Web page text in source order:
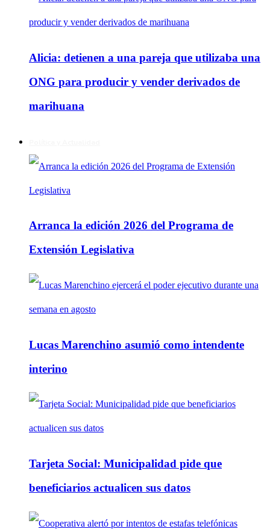
Alicia: detienen a una pareja que utilizaba una
ONG para producir y vender derivados de
marihuana
Arranca la edición 2026 del Programa de
Extensión Legislativa
Lucas Marenchino asumió como intendente
interino
Tarjeta Social: Municipalidad pide que
beneficiarios actualicen sus datos